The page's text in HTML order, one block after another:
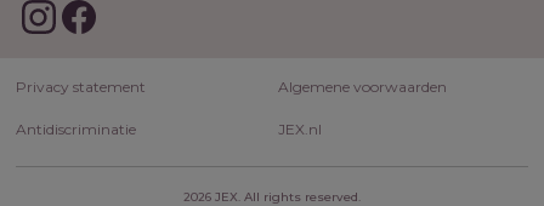
Privacy statement Algemene voorwaarden
Antidiscriminatie JEX.nl
2026 JEX. All rights reserved.